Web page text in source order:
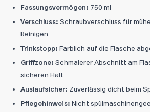
Fassungsvermögen: 750 ml
Verschluss: Schraubverschluss für
Reinigen
Trinkstopp: Farblich auf die Flasche
Griffzone: Schmalerer Abschnitt am
sicheren Halt
Auslaufsicher: Zuverlässig dicht beim
Pflegehinweis: Nicht